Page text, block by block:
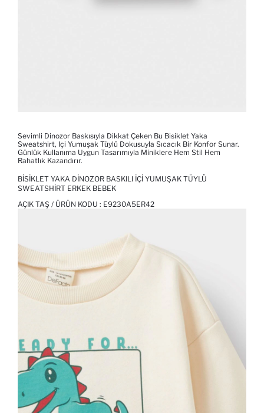
Sevimli Dinozor Baskısıyla Dikkat Çeken Bu Bisiklet Yaka
Sweatshirt, Içi Yumuşak Tüylü Dokusuyla Sıcacık Bir Konfor Sunar.
Günlük Kullanıma Uygun Tasarımıyla Miniklere Hem Stil Hem
Rahatlık Kazandırır.
BISIKLET YAKA DINOZOR BASKILI İÇI YUMUŞAK TÜYLÜ
SWEATSHIRT ERKEK BEBEK
AÇIK TAŞ / ÜRÜN KODU : E9230A5ER42